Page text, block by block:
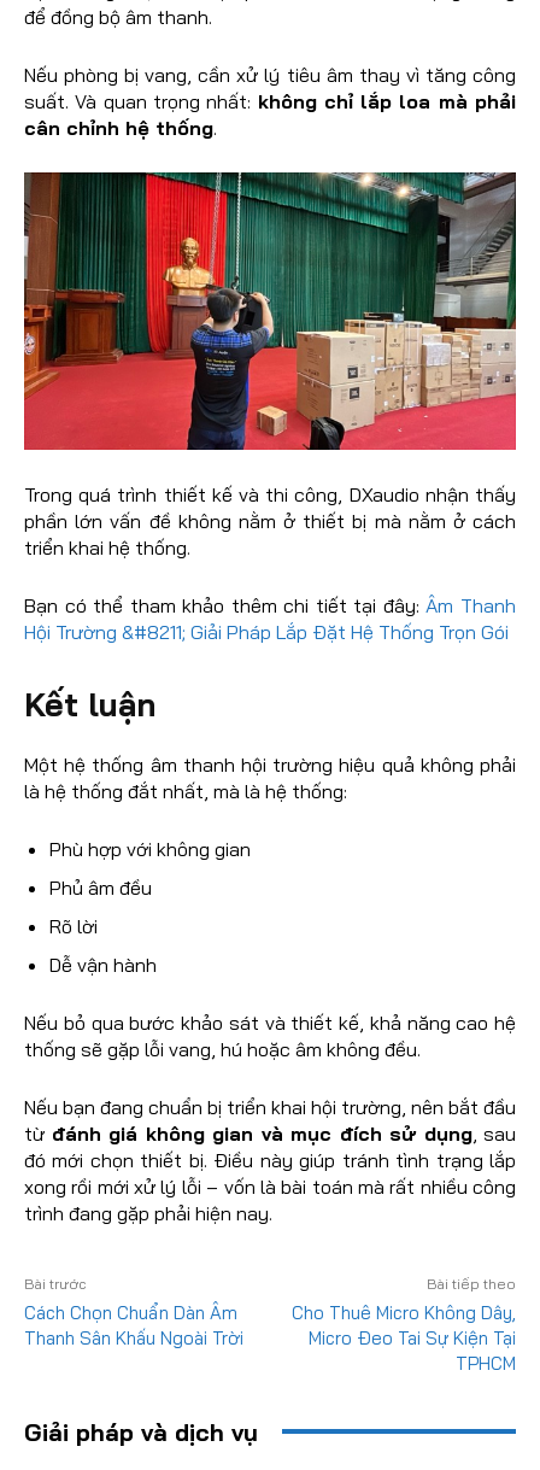
để đồng bộ âm thanh.
Nếu phòng bị vang, cần xử lý tiêu âm thay vì tăng công
suất. Và quan trọng nhất: không chỉ lắp loa mà phải
cân chỉnh hệ thống.
Trong quá trình thiết kế và thi công, DXaudio nhận thấy
phần lớn vấn đề không nằm ở thiết bị mà nằm ở cách
triển khai hệ thống.
Bạn có thể tham khảo thêm chi tiết tại đây: Âm Thanh
Hội Trường &#8211; Giải Pháp Lắp Đặt Hệ Thống Trọn Gói
Kết luận
Một hệ thống âm thanh hội trường hiệu quả không phải
là hệ thống đắt nhất, mà là hệ thống:
Phù hợp với không gian
Phủ âm đều
Rõ lời
Dễ vận hành
Nếu bỏ qua bước khảo sát và thiết kế, khả năng cao hệ
thống sẽ gặp lỗi vang, hú hoặc âm không đều.
Nếu bạn đang chuẩn bị triển khai hội trường, nên bắt đầu
từ đánh giá không gian và mục đích sử dụng, sau
đó mới chọn thiết bị. Điều này giúp tránh tình trạng lắp
xong rồi mới xử lý lỗi – vốn là bài toán mà rất nhiều công
trình đang gặp phải hiện nay.
Bài trước
Cách Chọn Chuẩn Dàn Âm
Thanh Sân Khấu Ngoài Trời
Bài tiếp theo
Cho Thuê Micro Không Dây,
Micro Đeo Tai Sự Kiện Tại
TPHCM
Giải pháp và dịch vụ